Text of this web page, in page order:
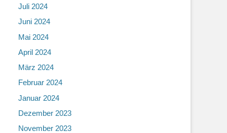
Juli 2024
Juni 2024
Mai 2024
April 2024
März 2024
Februar 2024
Januar 2024
Dezember 2023
November 2023